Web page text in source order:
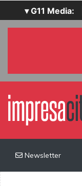
▾ G11 Media:
SecurityOpenLab
Newsletter